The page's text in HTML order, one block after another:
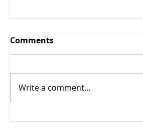
Comments
Write a comment...